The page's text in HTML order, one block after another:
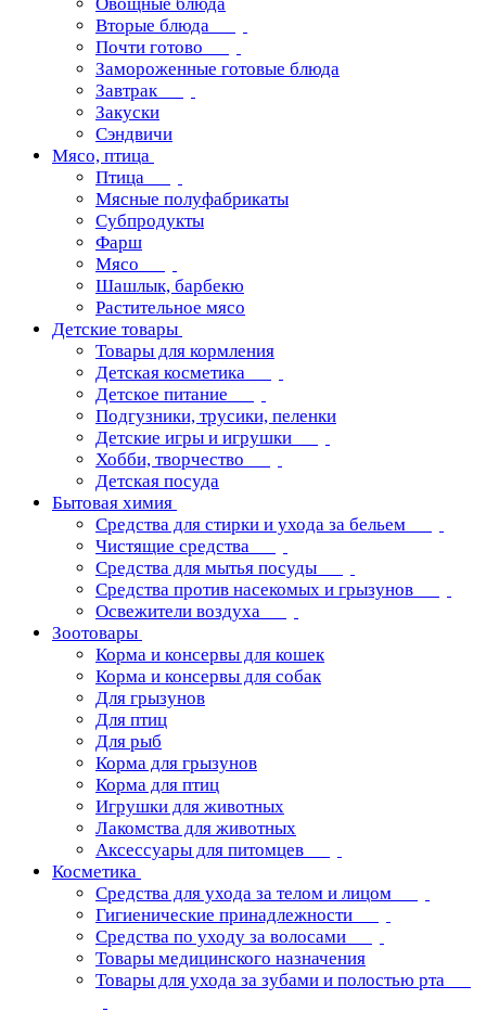
Вторые блюда
Почти готово
Замороженные готовые блюда
Завтрак
Закуски
Сэндвичи
Мясо, птица
Птица
Мясные полуфабрикаты
Субпродукты
Фарш
Мясо
Шашлык, барбекю
Растительное мясо
Детские товары
Товары для кормления
Детская косметика
Детское питание
Подгузники, трусики, пеленки
Детские игры и игрушки
Хобби, творчество
Детская посуда
Бытовая химия
Средства для стирки и ухода за бельем
Чистящие средства
Средства для мытья посуды
Средства против насекомых и грызунов
Освежители воздуха
Зоотовары
Корма и консервы для кошек
Корма и консервы для собак
Для грызунов
Для птиц
Для рыб
Корма для грызунов
Корма для птиц
Игрушки для животных
Лакомства для животных
Аксессуары для питомцев
Косметика
Средства для ухода за телом и лицом
Гигиенические принадлежности
Средства по уходу за волосами
Товары медицинского назначения
Товары для ухода за зубами и полостью рта